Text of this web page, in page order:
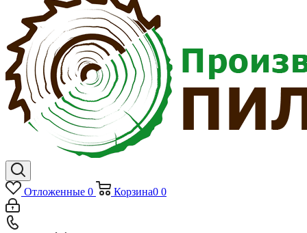
Отложенные 0 Корзина0 0